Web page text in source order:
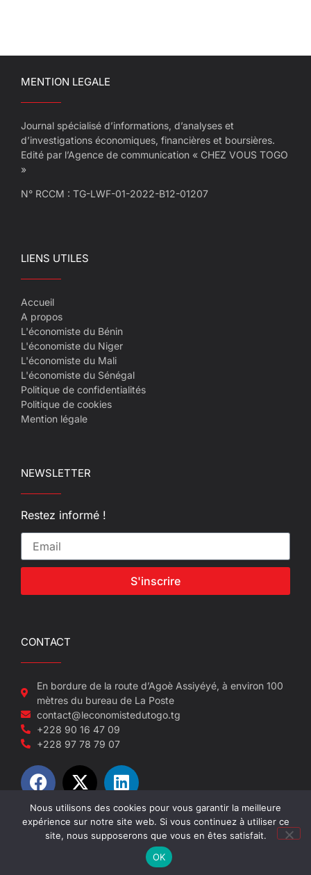
MENTION LEGALE
Journal spécialisé d’informations, d’analyses et
d’investigations économiques, financières et boursières.
Edité par l’Agence de communication « CHEZ VOUS TOGO
»
N° RCCM : TG-LWF-01-2022-B12-01207
LIENS UTILES
Accueil
A propos
L'économiste du Bénin
L'économiste du Niger
L'économiste du Mali
L'économiste du Sénégal
Politique de confidentialités
Politique de cookies
Mention légale
NEWSLETTER
Restez informé !
S'inscrire
CONTACT
En bordure de la route d’Agoè Assiyéyé, à environ 100
mètres du bureau de La Poste
contact@leconomistedutogo.tg
+228 90 16 47 09
+228 97 78 79 07
© 2022-2026 L'économiste du Togo
Site réalisé par NEUF SEPT
Nous utilisons des cookies pour vous garantir la meilleure
expérience sur notre site web. Si vous continuez à utiliser ce
site, nous supposerons que vous en êtes satisfait.
OK